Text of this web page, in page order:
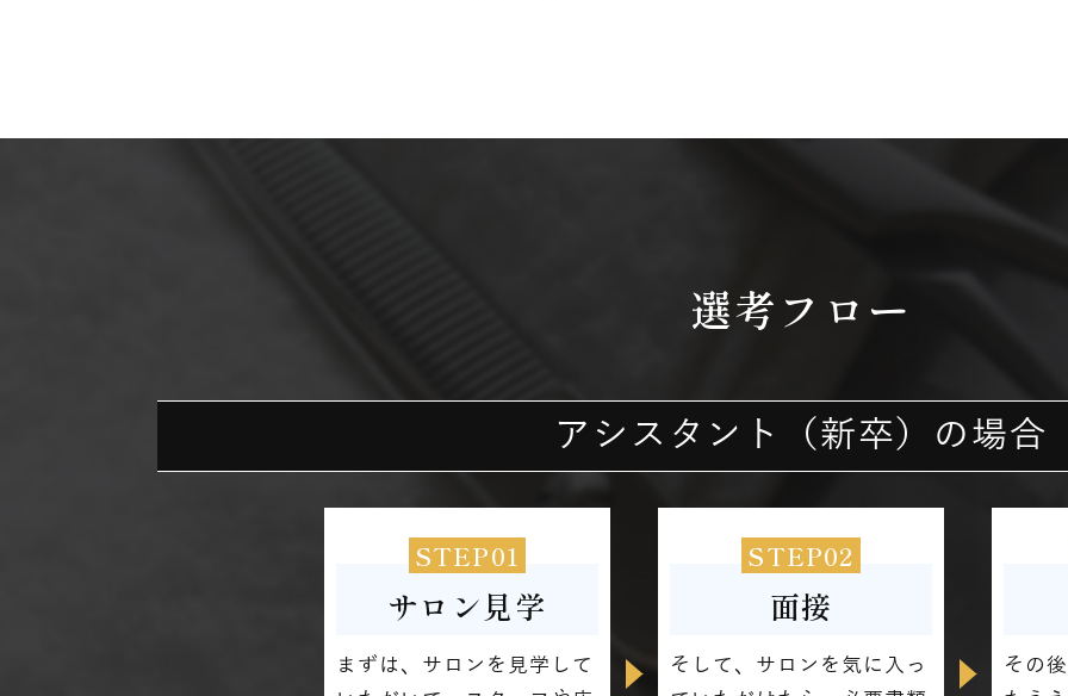
選考フロー
アシスタント（新卒） の場合
STEP01
サロン見学
まずは、サロンを見学して
STEP02
面接
そして、サロンを気に入っ
その